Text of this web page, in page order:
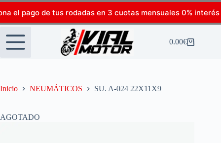
el pago de tus rodadas en 3 cuotas mensuales 0% interés
0.00€
Inicio NEUMÁTICOS SU. A-024 22X11X9
AGOTADO